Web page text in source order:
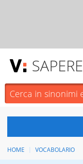
SAPERE
HOME VOCABOLARIO